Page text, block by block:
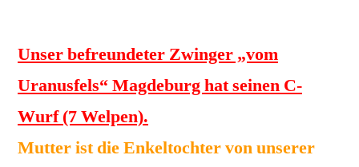
Unser befreundeter Zwinger „vom
Uranusfels“ Magdeburg hat seinen C-
Wurf (7 Welpen).
Mutter ist die Enkeltochter von unserer